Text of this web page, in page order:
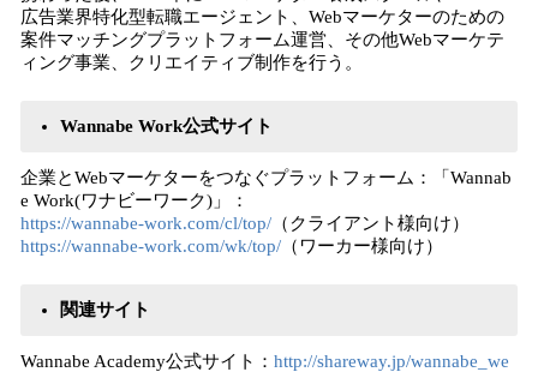
広告業界特化型転職エージェント、Webマーケターのための
案件マッチングプラットフォーム運営、その他Webマーケテ
ィング事業、クリエイティブ制作を行う。
Wannabe Work公式サイト
企業とWebマーケターをつなぐプラットフォーム：「Wannab
e Work(ワナビーワーク)」：
https://wannabe-work.com/cl/top/ （クライアント様向け）
https://wannabe-work.com/wk/top/ （ワーカー様向け）
関連サイト
Wannabe Academy公式サイト： http://shareway.jp/wannabe_we